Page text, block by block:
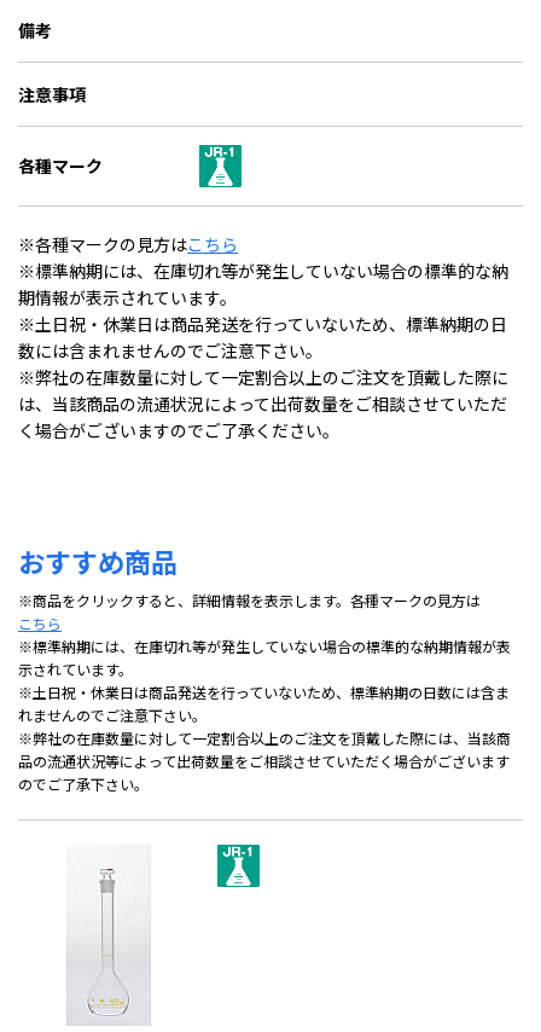
備考
注意事項
各種マーク
※各種マークの見方はこちら
※標準納期には、在庫切れ等が発生していない場合の標準的な納
期情報が表示されています。
※土日祝・休業日は商品発送を行っていないため、標準納期の日
数には含まれませんのでご注意下さい。
※弊社の在庫数量に対して一定割合以上のご注文を頂戴した際に
は、当該商品の流通状況によって出荷数量をご相談させていただ
く場合がございますのでご了承ください。
おすすめ商品
※商品をクリックすると、詳細情報を表示します。各種マークの見方は
こちら
※標準納期には、在庫切れ等が発生していない場合の標準的な納期情報が表
示されています。
※土日祝・休業日は商品発送を行っていないため、標準納期の日数には含ま
れませんのでご注意下さい。
※弊社の在庫数量に対して一定割合以上のご注文を頂戴した際には、当該商
品の流通状況等によって出荷数量をご相談させていただく場合がございます
のでご了承下さい。